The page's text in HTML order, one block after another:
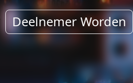
Deelnemer Worden